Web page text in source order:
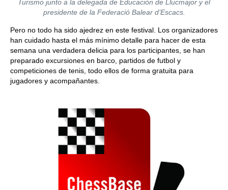
Turismo junto a la delegada de Educación de Llucmajor y el
presidente de la Federació Balear d’Escacs.
Pero no todo ha sido ajedrez en este festival. Los organizadores
han cuidado hasta el más mínimo detalle para hacer de esta
semana una verdadera delicia para los participantes, se han
preparado excursiones en barco, partidos de futbol y
competiciones de tenis, todo ellos de forma gratuita para
jugadores y acompañantes.